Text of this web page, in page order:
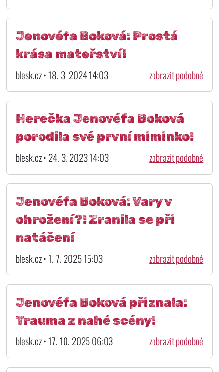
Jenovéfa Boková: Prostá
krása mateřství!
blesk.cz • 18. 3. 2024 14:03 zobrazit podobné
Herečka Jenovéfa Boková
porodila své první miminko!
blesk.cz • 24. 3. 2023 14:03 zobrazit podobné
Jenovéfa Boková: Vary v
ohrožení?! Zranila se při
natáčení
blesk.cz • 1. 7. 2025 15:03 zobrazit podobné
Jenovéfa Boková přiznala:
Trauma z nahé scény!
blesk.cz • 17. 10. 2025 06:03 zobrazit podobné